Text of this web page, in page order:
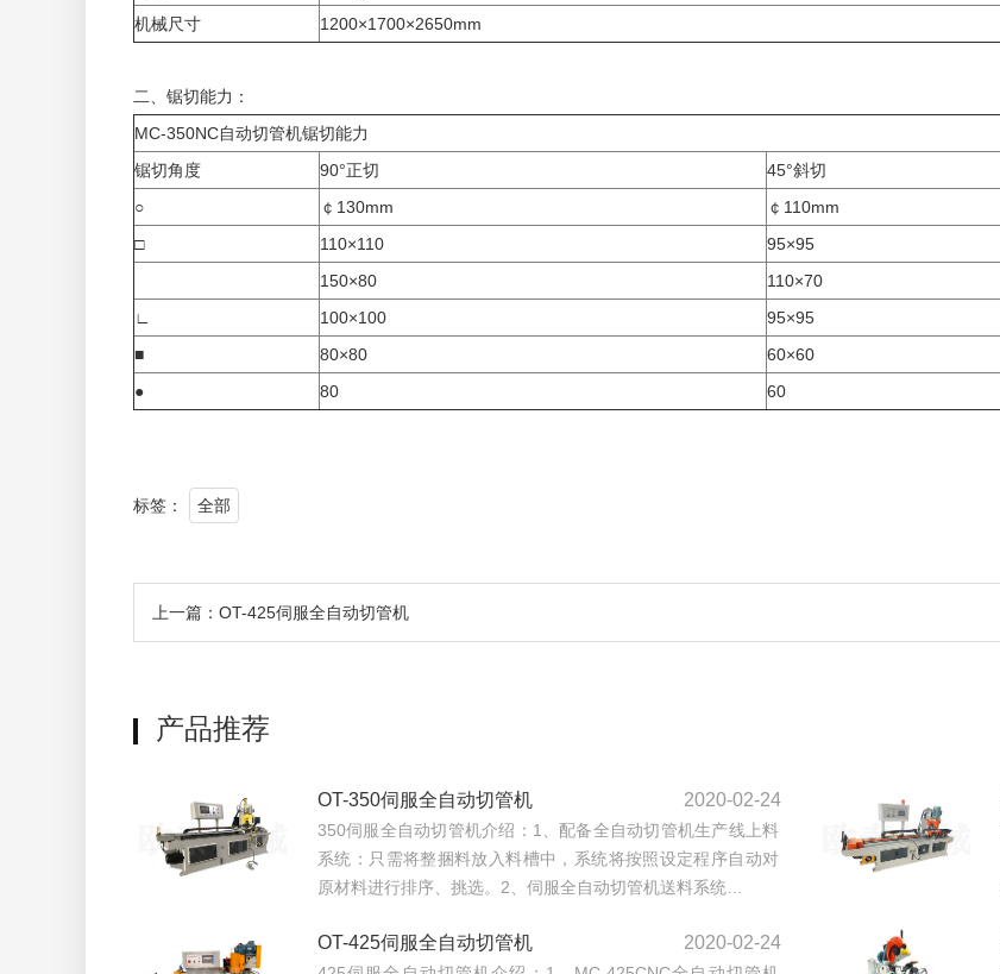
机械尺寸
1200×1700×2650mm
二、锯切能力：
MC-350NC自动切管机锯切能力
锯切角度
90°正切
45°斜切
○
￠130mm
￠110mm
□
110×110
95×95
150×80
110×70
∟
100×100
95×95
■
80×80
60×60
●
80 60
标签： 全部
上一篇：OT-425伺服全自动切管机
产品推荐
OT-350伺服全自动切管机 2020-02-24
350伺服全自动切管机介绍：1、配备全自动切管机生产线上料
系统：只需将整捆料放入料槽中，系统将按照设定程序自动对
原材料进行排序、挑选。2、伺服全自动切管机送料系统…
OT-425伺服全自动切管机 2020-02-24